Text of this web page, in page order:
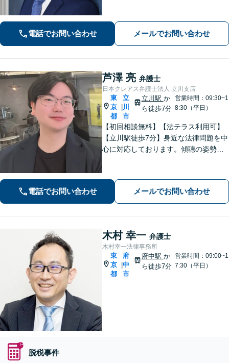
し問題に真摯に向き合います。【韓国
電話でお問い合わせ メールでお問い合わせ
芦澤 亮 弁護士
日本クレアス弁護士法人 立川支店
東
京
都
立
川
市
立川駅 か
ら徒歩7分
営業時間：09:30~1
8:30（平日）
【初回相談無料】【法テラス利用可】
【立川駅徒歩7分】身近な法律問題を中
心に対応しております。傾聴の姿勢と
ましたらお気軽にご相談ください。
【電話相談可】【休日・夜間面談可】
電話でお問い合わせ メールでお問い合わせ
木村 幸一 弁護士
木村幸一法律事務所
東
京
都
府
中
市
府中駅 か
ら徒歩7分
営業時間：09:00~1
7:30（平日）
脱税事件